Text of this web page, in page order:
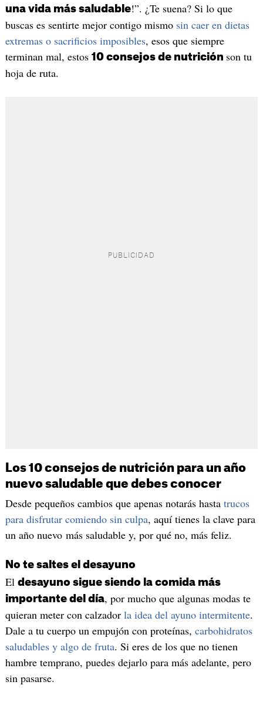
una vida más saludable!”. ¿Te suena? Si lo que
buscas es sentirte mejor contigo mismo sin caer en dietas
extremas o sacrificios imposibles, esos que siempre
terminan mal, estos 10 consejos de nutrición son tu
hoja de ruta.
Los 10 consejos de nutrición para un año
nuevo saludable que debes conocer
Desde pequeños cambios que apenas notarás hasta trucos
para disfrutar comiendo sin culpa, aquí tienes la clave para
un año nuevo más saludable y, por qué no, más feliz.
No te saltes el desayuno
El desayuno sigue siendo la comida más
importante del día, por mucho que algunas modas te
quieran meter con calzador la idea del ayuno intermitente.
Dale a tu cuerpo un empujón con proteínas, carbohidratos
saludables y algo de fruta. Si eres de los que no tienen
hambre temprano, puedes dejarlo para más adelante, pero
sin pasarse.